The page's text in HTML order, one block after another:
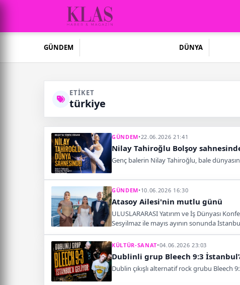
GÜNDEM DÜNYA
ETIKET
türkiye
GÜNDEM•22.06.2026 21:41
Nilay Tahiroğlu Bolşoy
Genç balerin Nilay Tahiroğlu, bale
GÜNDEM•10.06.2026 16:30
Atasoy Ailesi'nin mutlu günü
ULUSLARARASI Yatırım ve İş Dünyası
Sesyilmaz ile mayıs ayının sonunda
KÜLTÜR-SANAT•04.06.2026 23:03
Dublinli grup Bleech 9:3
Dublin çıkışlı alternatif rock grubu Bleech